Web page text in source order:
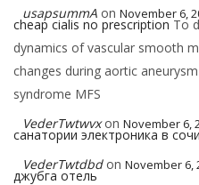
usapsummA on November 6,
cheap cialis no prescription To
dynamics of vascular smooth
changes during aortic
syndrome MFS
VederTwtwvx on November 6,
санатории электроника в сочи
VederTwtdbd on November 6,
джубга отель